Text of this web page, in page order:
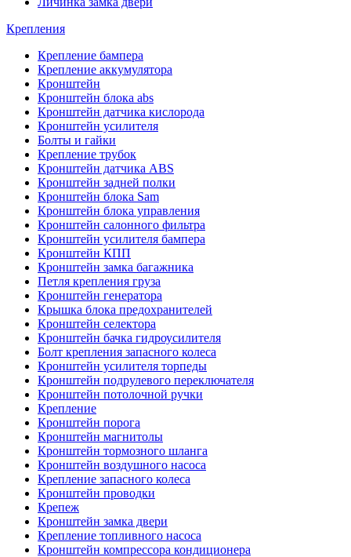
Крепления
Крепление бампера
Крепление аккумулятора
Кронштейн
Кронштейн блока abs
Кронштейн датчика кислорода
Кронштейн усилителя
Болты и гайки
Крепление трубок
Кронштейн датчика ABS
Кронштейн задней полки
Кронштейн блока Sam
Кронштейн блока управления
Кронштейн салонного фильтра
Кронштейн усилителя бампера
Кронштейн КПП
Кронштейн замка багажника
Петля крепления груза
Кронштейн генератора
Крышка блока предохранителей
Кронштейн селектора
Кронштейн бачка гидроусилителя
Болт крепления запасного колеса
Кронштейн усилителя торпеды
Кронштейн подрулевого переключателя
Кронштейн потолочной ручки
Крепление
Кронштейн порога
Кронштейн магнитолы
Кронштейн тормозного шланга
Кронштейн воздушного насоса
Крепление запасного колеса
Кронштейн проводки
Крепеж
Кронштейн замка двери
Крепление топливного насоса
Кронштейн компрессора кондиционера